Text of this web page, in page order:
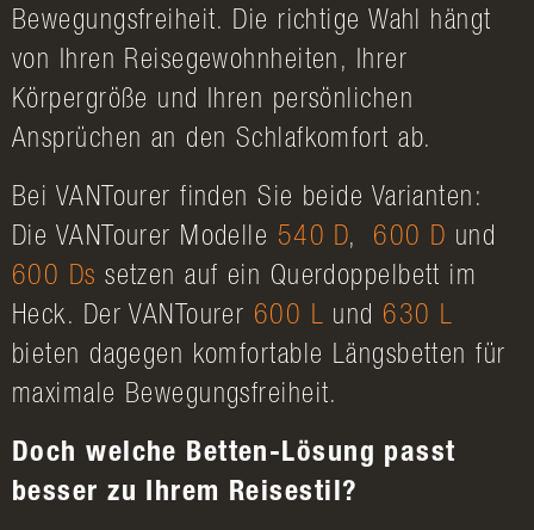
Bewegungsfreiheit. Die richtige Wahl hängt
von Ihren Reisegewohnheiten, Ihrer
Körpergröße und Ihren persönlichen
Ansprüchen an den Schlafkomfort ab.
Bei VANTourer finden Sie beide Varianten:
Die VANTourer Modelle 540 D, 600 D und
600 Ds setzen auf ein Querdoppelbett im
Heck. Der VANTourer 600 L und 630 L
bieten dagegen komfortable Längsbetten für
maximale Bewegungsfreiheit.
Doch welche Betten-Lösung passt
besser zu Ihrem Reisestil?